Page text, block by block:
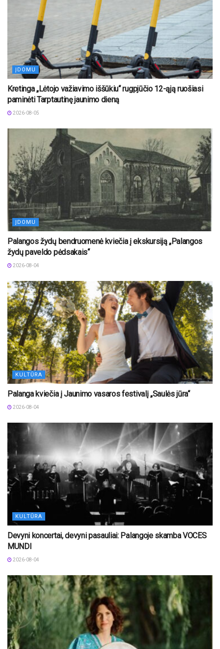
ĮDOMU
Kretinga „Lėtojo važiavimo iššūkiu“ rugpjūčio 12-ąją ruošiasi
paminėti Tarptautinę jaunimo dieną
2026-08-05
ĮDOMU
Palangos žydų bendruomenė kviečia į ekskursiją „Palangos
žydų paveldo pėdsakais“
2026-08-04
KULTŪRA
Palanga kviečia į Jaunimo vasaros festivalį „Saulės jūra“
2026-08-04
KULTŪRA
Devyni koncertai, devyni pasauliai: Palangoje skamba VOCES
MUNDI
2026-08-04